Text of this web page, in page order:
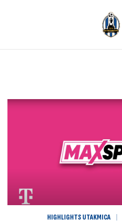
HIGHLIGHTS UTAKMICA